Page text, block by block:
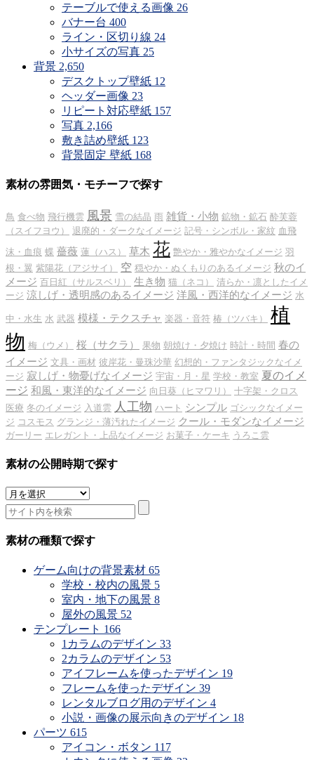
テーブルで使える画像 26
バナー台 400
ライン・区切り線 24
小サイズの写真 25
背景 2,650
デスクトップ壁紙 12
ヘッダー画像 23
リピート対応壁紙 157
写真 2,166
敷き詰め壁紙 123
背景固定 壁紙 168
素材の雰囲気・モチーフで探す
鳥 食べ物 飛行機雲 風景 雪の結晶 雨 雑貨・小物 鉱物・鉱石 酔芙蓉
（スイフヨウ）
退廃的・ダークなイメージ 記号・シンボル・家紋 血飛
沫・血痕 蝶 薔薇 蓮（ハス） 草木 花 艶やか・雅やかなイメージ 羽
根・翼 紫陽花（アジサイ） 空 穏やか・ぬくもりのあるイメージ 秋のイ
メージ 百日紅（サルスベリ） 生き物 猫（ネコ）
清らか・凛としたイメ
ージ 涼しげ・透明感のあるイメージ 洋風・西洋的なイメージ 水
中・水生 水 武器 模様・テクスチャ 楽器・音符 椿（ツバキ）
植
物 梅（ウメ） 桜（サクラ） 果物 朝焼け・夕焼け 時計・時間 春の
イメージ 文具・画材 彼岸花・曼珠沙華 幻想的・ファンタジックなイメ
ージ 寂しげ・物憂げなイメージ 宇宙・月・星 学校・教室 夏のイメ
ージ 和風・東洋的なイメージ 向日葵（ヒマワリ）
十字架・クロス
医療 冬のイメージ 入道雲 人工物 ハート シンプル ゴシックなイメー
ジ コスモス グランジ・薄汚れたイメージ クール・モダンなイメージ
ガーリー エレガント・上品なイメージ お菓子・ケーキ うろこ雲
素材の公開時期で探す
素
材
の
公
素材の種類で探す
ゲーム向けの背景素材 65
学校・校内の風景 5
室内・地下の風景 8
屋外の風景 52
テンプレート 166
1カラムのデザイン 33
2カラムのデザイン 53
アイフレームを使ったデザイン 19
フレームを使ったデザイン 39
レンタルブログ用のデザイン 4
小説・画像の展示向きのデザイン 18
パーツ 615
アイコン・ボタン 117